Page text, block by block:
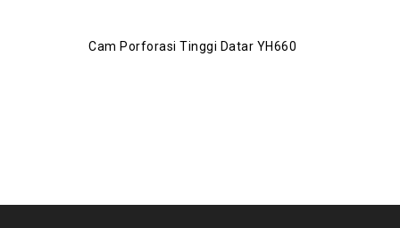
Cam Porforasi Tinggi Datar YH660